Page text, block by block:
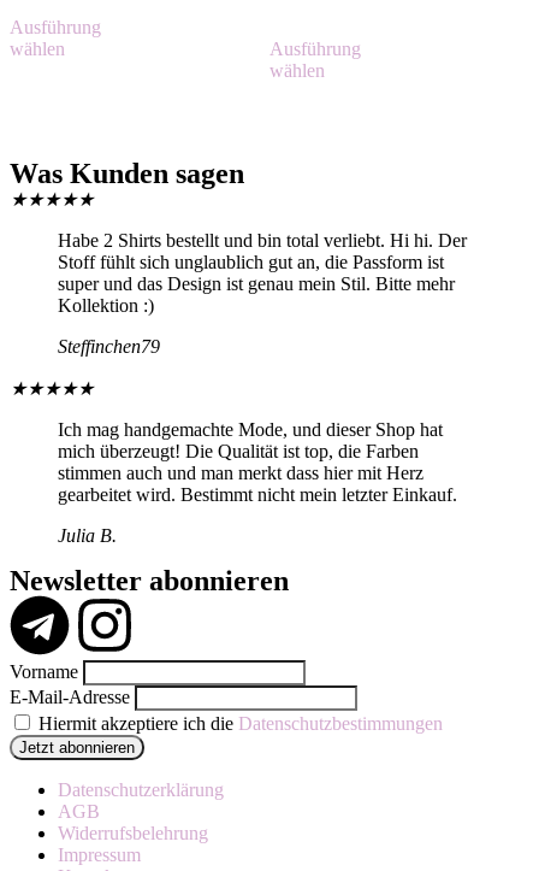
Ausführung
wählen
Ausführung
wählen
Was Kunden sagen
★★★★★
Habe 2 Shirts bestellt und bin total verliebt. Hi hi. Der
Stoff fühlt sich unglaublich gut an, die Passform ist
super und das Design ist genau mein Stil. Bitte mehr
Kollektion :)
Steffinchen79
★★★★★
Ich mag handgemachte Mode, und dieser Shop hat
mich überzeugt! Die Qualität ist top, die Farben
stimmen auch und man merkt dass hier mit Herz
gearbeitet wird. Bestimmt nicht mein letzter Einkauf.
Julia B.
Newsletter abonnieren
Vorname
E-Mail-Adresse
Hiermit akzeptiere ich die Datenschutzbestimmungen
Datenschutzerklärung
AGB
Widerrufsbelehrung
Impressum